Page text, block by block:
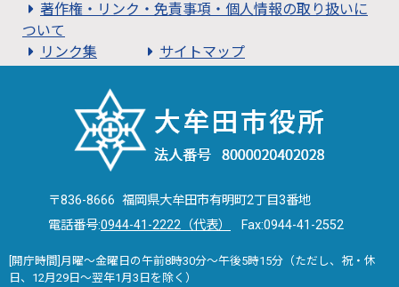
著作権・リンク・免責事項・個人情報の取り扱いに
ついて
リンク集
サイトマップ
〒836-8666 福岡県大牟田市有明町2丁目3番地
電話番号:0944-41-2222（代表） Fax:0944-41-2552
[開庁時間]月曜～金曜日の午前8時30分～午後5時15分（ただし、祝・休
日、12月29日～翌年1月3日を除く）